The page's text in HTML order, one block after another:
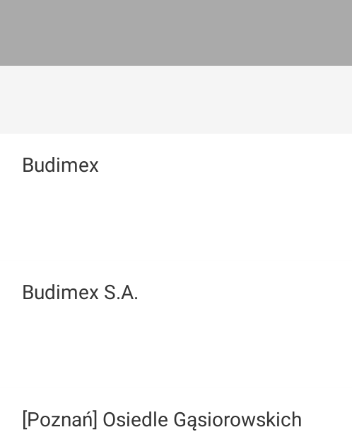
Budimex
Budimex S.A.
[Poznań] Osiedle Gąsiorowskich